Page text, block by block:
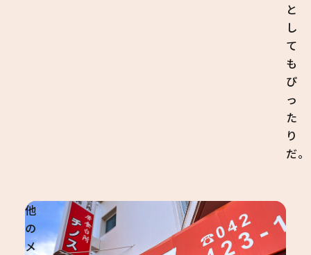
と
し
て
も
ぴ
っ
た
り
だ。
他
の
メ